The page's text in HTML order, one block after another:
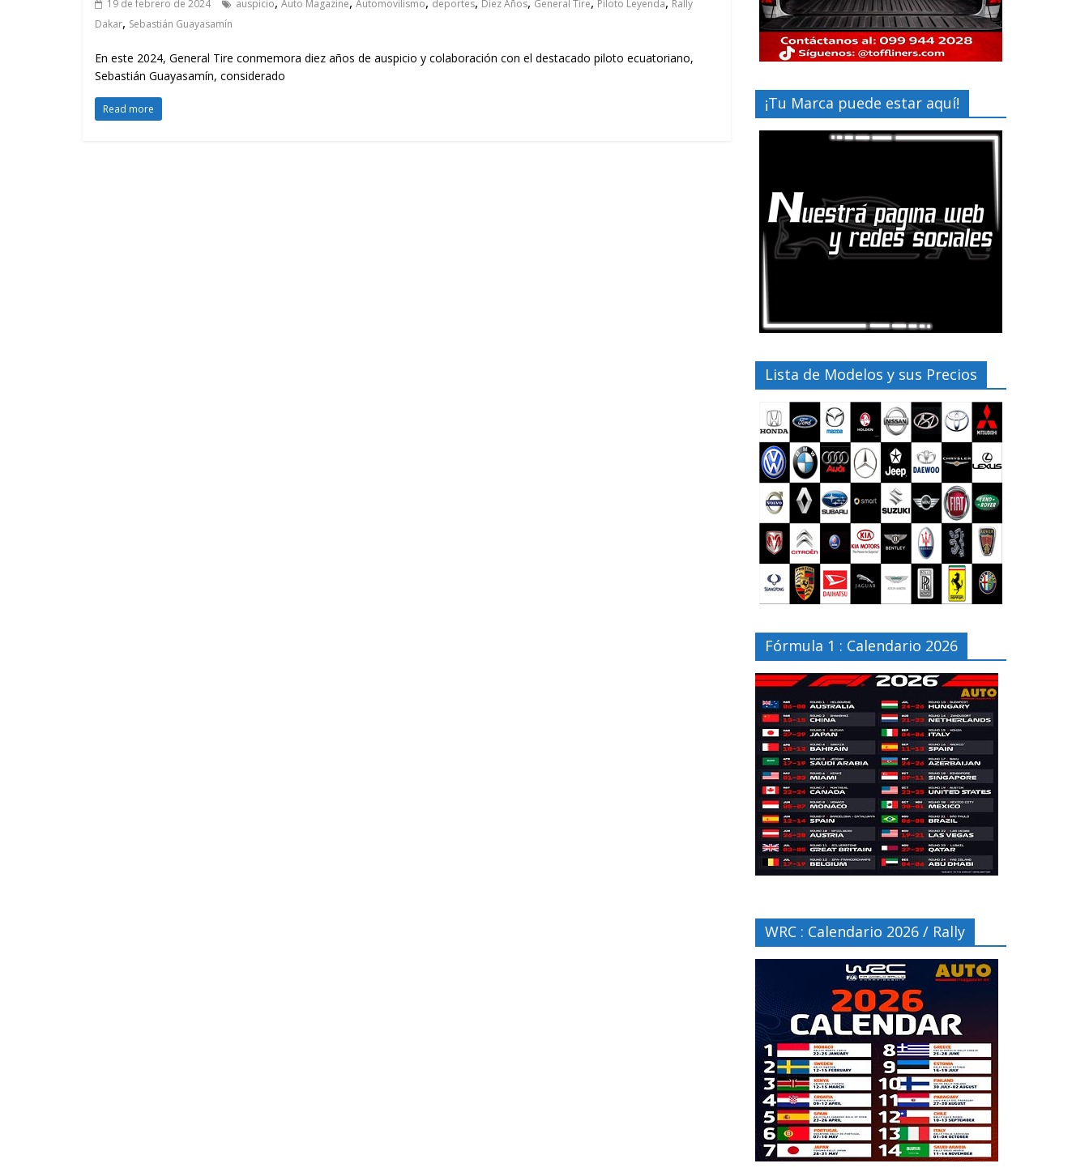
19 de febrero de 2024 auspicio Auto Magazine Automovilismo deportes Diez Años General Tire Piloto Leyenda Rally
Dakar, Sebastián Guayasamín
En este 2024, General Tire conmemora diez años de auspicio y colaboración con el destacado piloto ecuatoriano,
Sebastián Guayasamín, considerado
Read more ¡Tu Marca puede estar aquí!
Lista de Modelos y sus Precios
Fórmula 1 : Calendario 2026
WRC : Calendario 2026 / Rally